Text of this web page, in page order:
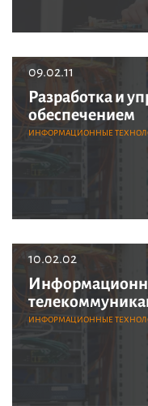
09.02.11
Разработка и
обеспечением
ИНФОРМАЦИОННЫЕ
10.02.02
ИНФОРМАЦИОННЫЕ